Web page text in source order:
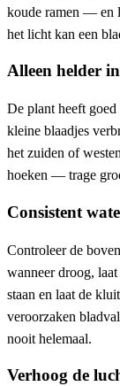
koude ramen — en
het licht kan een
Alleen helder
De plant heeft
kleine blaadjes
het zuiden of
hoeken — trage
Consistent
Controleer de
wanneer droog,
staan en laat de
veroorzaken
nooit helemaal.
Verhoog de